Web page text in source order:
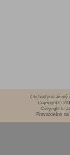
Obchod postavený
Copyright ©
Copyright ©
Provozováno